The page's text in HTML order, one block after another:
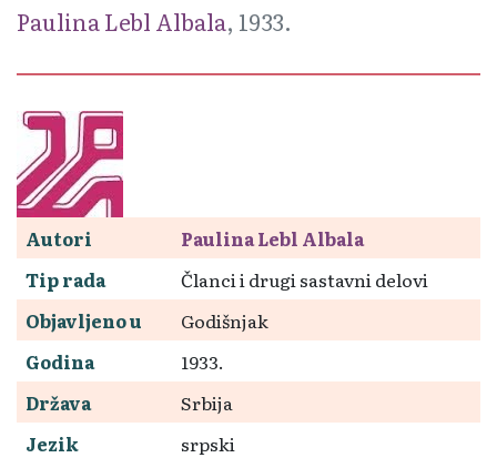
Paulina Lebl Albala, 1933.
Autori
Paulina Lebl Albala
Tip rada
Članci i drugi sastavni delovi
Objavljeno u
Godišnjak
Godina
1933.
Država
Srbija
Jezik
srpski